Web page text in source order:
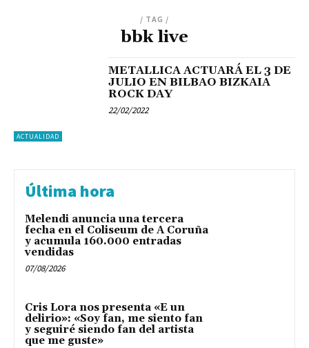
/ TAG /
bbk live
ACTUALIDAD
METALLICA ACTUARÁ EL 3 DE
JULIO EN BILBAO BIZKAIA
ROCK DAY
22/02/2022
Última hora
Melendi anuncia una tercera
fecha en el Coliseum de A Coruña
y acumula 160.000 entradas
vendidas
07/08/2026
Cris Lora nos presenta «E un
delirio»: «Soy fan, me siento fan
y seguiré siendo fan del artista
que me guste»